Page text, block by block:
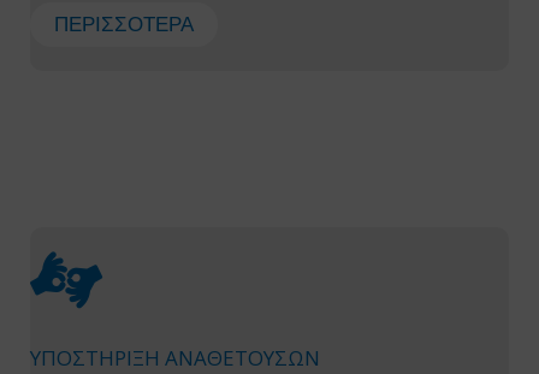
ΠΕΡΙΣΣΌΤΕΡΑ
ΥΠΟΣΤΗΡΙΞΗ ΑΝΑΘΕΤΟΥΣΩΝ